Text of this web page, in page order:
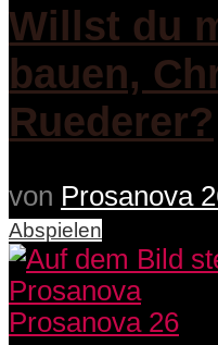
Willst du
bauen,
Ruederer?
von Prosanova
Abspielen
Prosanova 26